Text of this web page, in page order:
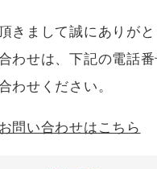
きまして誠にありがと
わせは、下記の電話
わせください。
問い合わせはこちら